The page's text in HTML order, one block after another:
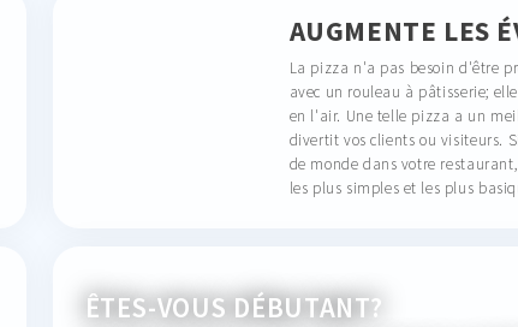
AUGMENTE LES
La pizza n'a pas besoin d'être
avec un rouleau à pâtisserie;
en l'air. Une telle pizza a un
divertit vos clients ou visiteurs.
de monde dans votre
les plus simples et les plus
ÊTES-VOUS DÉBUTANT?